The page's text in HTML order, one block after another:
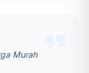
Murah